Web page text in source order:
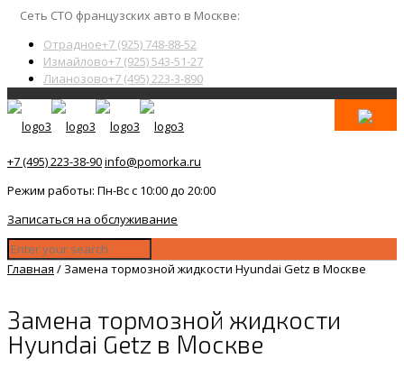
Сеть СТО французских авто в Москве:
Отрадное+7 (925) 748-88-52
Измайлово+7 (925) 543-51-27
Лианозово+7 (495) 223-3-890
+7 (495) 223-38-90info@pomorka.ru
Режим работы: Пн-Вс с 10:00 до 20:00
Записаться на обслуживание
Главная / Замена тормозной жидкости Hyundai Getz в Москве
Замена тормозной жидкости
Hyundai Getz в Москве